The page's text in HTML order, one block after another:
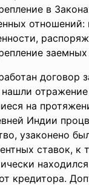
в
отношений:
договор
отражение
на
Индии
узаконено
ставок, к
кредитора.